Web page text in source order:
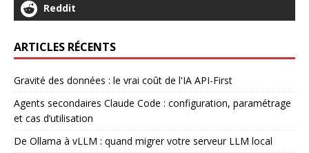
Reddit
ARTICLES RÉCENTS
Gravité des données : le vrai coût de l'IA API-First
Agents secondaires Claude Code : configuration, paramétrage
et cas d’utilisation
De Ollama à vLLM : quand migrer votre serveur LLM local